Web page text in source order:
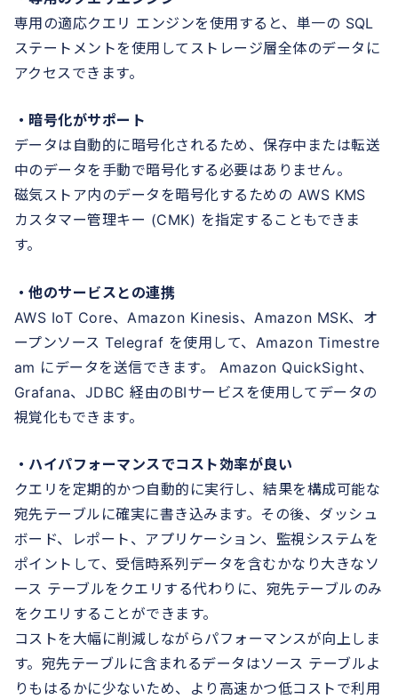
専用の適応クエリ エンジンを使用すると、単一の SQL
ステートメントを使用してストレージ層全体のデータに
アクセスできます。
・暗号化がサポート
データは自動的に暗号化されるため、保存中または転送
中のデータを手動で暗号化する必要はありません。
磁気ストア内のデータを暗号化するための AWS KMS
カスタマー管理キー (CMK) を指定することもできま
す。
・他のサービスとの連携
AWS IoT Core、Amazon Kinesis、Amazon MSK、オ
ープンソース Telegraf を使用して、Amazon Timestre
am にデータを送信できます。 Amazon QuickSight、
Grafana、JDBC 経由のBIサービスを使用してデータの
視覚化もできます。
・ハイパフォーマンスでコスト効率が良い
クエリを定期的かつ自動的に実行し、結果を構成可能な
宛先テーブルに確実に書き込みます。その後、ダッシュ
ボード、レポート、アプリケーション、監視システムを
ポイントして、受信時系列データを含むかなり大きなソ
ース テーブルをクエリする代わりに、宛先テーブルのみ
をクエリすることができます。
コストを大幅に削減しながらパフォーマンスが向上しま
す。宛先テーブルに含まれるデータはソース テーブルよ
りもはるかに少ないため、より高速かつ低コストで利用